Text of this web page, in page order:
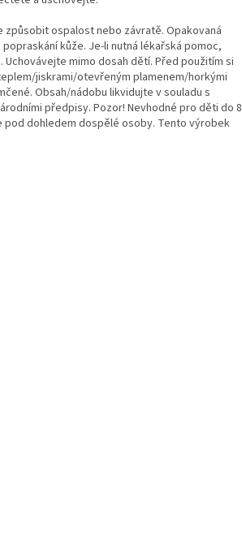
způsobit ospalost nebo závratě. Opakovaná
kůže. Je-li nutná lékařská pomoc,
mimo dosah dětí. Před použitím si
jiskrami/otevřeným plamenem/horkými
Obsah/nádobu likvidujte v souladu s
předpisy. Pozor! Nevhodné pro děti do 8
dohledem dospělé osoby. Tento výrobek